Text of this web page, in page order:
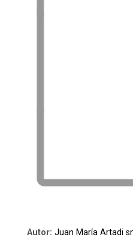
Autor: Juan María Artadi